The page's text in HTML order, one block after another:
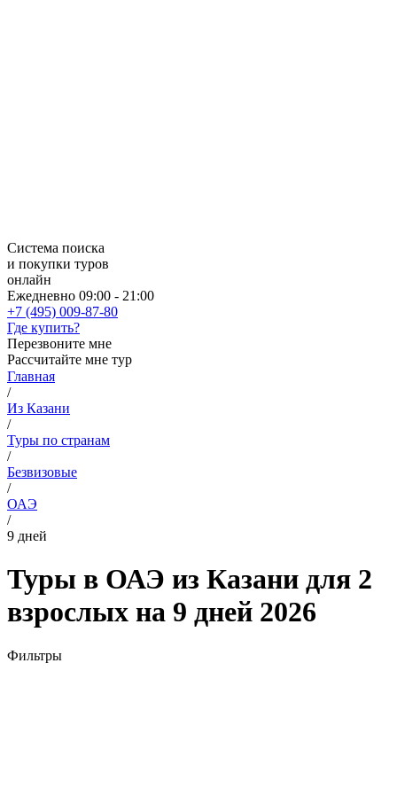
Система поиска
и покупки туров
онлайн
Ежедневно 09:00 - 21:00
+7 (495) 009-87-80
Где купить?
Перезвоните мне
Рассчитайте мне тур
Главная
/
Из Казани
/
Туры по странам
/
Безвизовые
/
ОАЭ
/
9 дней
Туры в ОАЭ из Казани для 2
взрослых на 9 дней 2026
Фильтры